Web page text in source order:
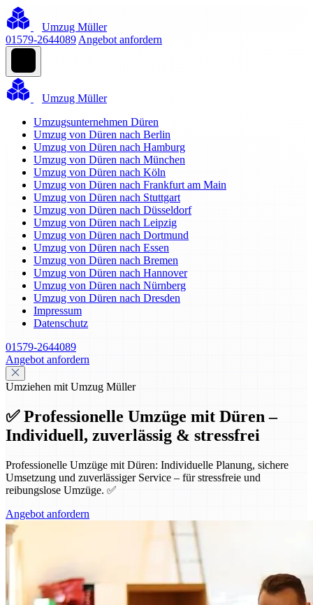
Umzug Müller
01579-2644089 Angebot anfordern
Umzug Müller
Umzugsunternehmen Düren
Umzug von Düren nach Berlin
Umzug von Düren nach Hamburg
Umzug von Düren nach München
Umzug von Düren nach Köln
Umzug von Düren nach Frankfurt am Main
Umzug von Düren nach Stuttgart
Umzug von Düren nach Düsseldorf
Umzug von Düren nach Leipzig
Umzug von Düren nach Dortmund
Umzug von Düren nach Essen
Umzug von Düren nach Bremen
Umzug von Düren nach Hannover
Umzug von Düren nach Nürnberg
Umzug von Düren nach Dresden
Impressum
Datenschutz
01579-2644089
Angebot anfordern
Umziehen mit Umzug Müller
✅ Professionelle Umzüge mit Düren –
Individuell, zuverlässig & stressfrei
Professionelle Umzüge mit Düren: Individuelle Planung, sichere
Umsetzung und zuverlässiger Service – für stressfreie und
reibungslose Umzüge. ✅
Angebot anfordern